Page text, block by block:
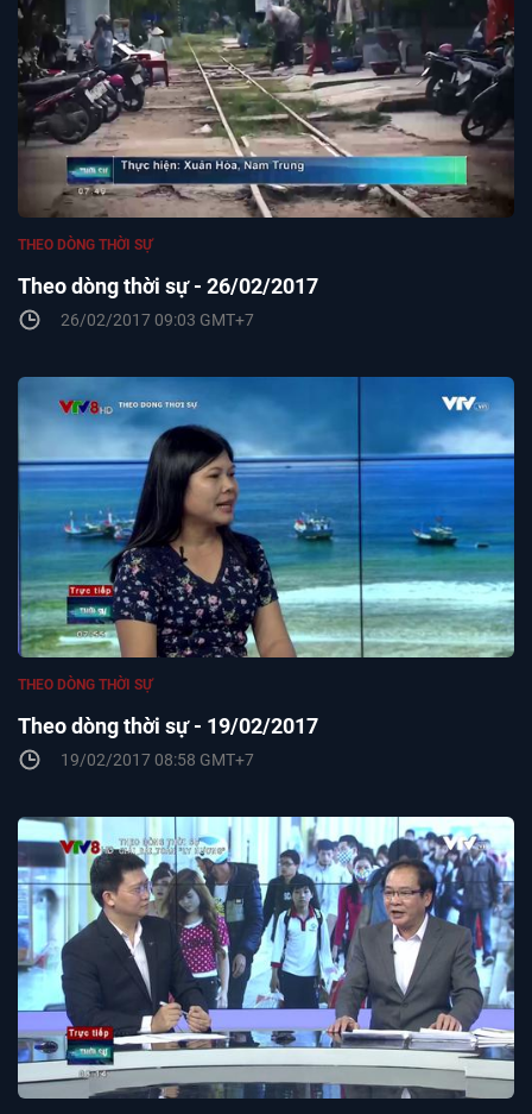
Theo dòng thời sự - 26/02/2017
THEO DÒNG THỜI SỰ
26/02/2017 09:03 GMT+7
Theo dòng thời sự - 19/02/2017
THEO DÒNG THỜI SỰ
19/02/2017 08:58 GMT+7